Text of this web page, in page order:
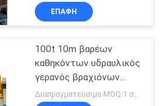
κάδος
49
ΕΠΑΦΉ
100t 10m βαρέων
καθηκόντων υδραυλικός
γερανός βραχιόνων
αρθρώσεων